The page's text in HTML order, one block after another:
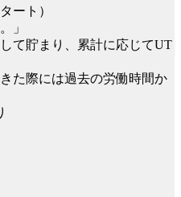
ート）
」
て貯まり、累計に応じてUT
た際には過去の労働時間か